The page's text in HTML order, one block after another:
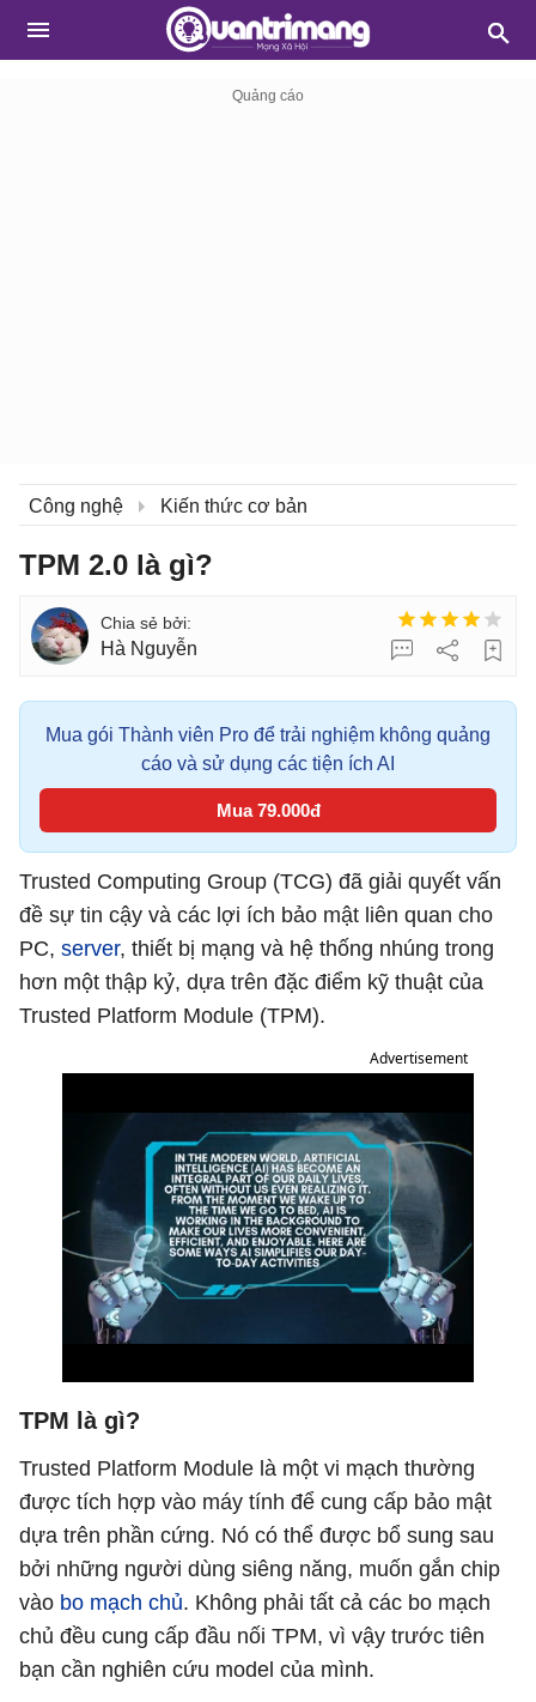
Công nghệ Kiến thức cơ bản
TPM 2.0 là gì?
Hà Nguyễn
Mua gói Thành viên Pro để trải nghiệm không quảng
cáo và sử dụng các tiện ích AI
Mua 79.000đ
Trusted Computing Group (TCG) đã giải quyết vấn
đề sự tin cậy và các lợi ích bảo mật liên quan cho
PC, server, thiết bị mạng và hệ thống nhúng trong
hơn một thập kỷ, dựa trên đặc điểm kỹ thuật của
Trusted Platform Module (TPM).
Advertisement
TPM là gì?
Trusted Platform Module là một vi mạch thường
được tích hợp vào máy tính để cung cấp bảo mật
dựa trên phần cứng. Nó có thể được bổ sung sau
bởi những người dùng siêng năng, muốn gắn chip
vào bo mạch chủ. Không phải tất cả các bo mạch
chủ đều cung cấp đầu nối TPM, vì vậy trước tiên
bạn cần nghiên cứu model của mình.